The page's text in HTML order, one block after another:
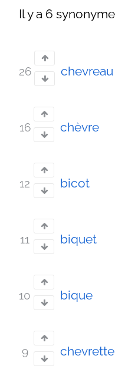
Il y a 6
26 chevreau
16 chèvre
12 bicot
11 biquet
10 bique
9 chevrette